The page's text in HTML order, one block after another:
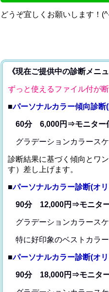
どうぞ宜しくお願いします！
《現在ご提供中の診断メニ
ずっと使えるファイル付が
■パーソナルカラー傾向診
60分 6,000円⇒モニター
グラデーションカラース
診断結果に基づく傾向とワ
す）差し上げます。
■パーソナルカラー診断(オ
90分 12,000円⇒モニタ
グラデーションカラース
特に好印象のベストカラ
■パーソナルカラー診断(オ
90分 18,000円⇒モニタ